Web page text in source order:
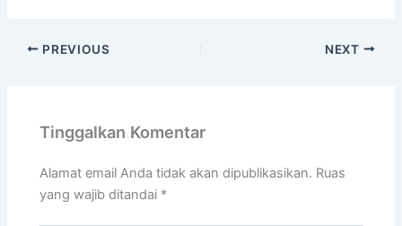
PREVIOUS NEXT
Tinggalkan Komentar
Alamat email Anda tidak akan dipublikasikan. Ruas
yang wajib ditandai *